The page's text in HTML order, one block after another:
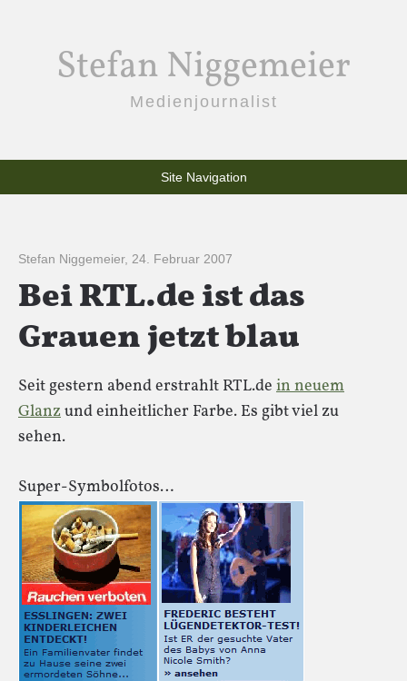
Stefan Niggemeier
Medienjournalist
Site Navigation
Stefan Niggemeier, 24. Februar 2007
Bei RTL.de ist das
Grauen jetzt blau
Seit gestern abend erstrahlt RTL.de in neuem
Glanzund einheitlicher Farbe. Es gibt viel zu
sehen.
Super-Symbolfotos…